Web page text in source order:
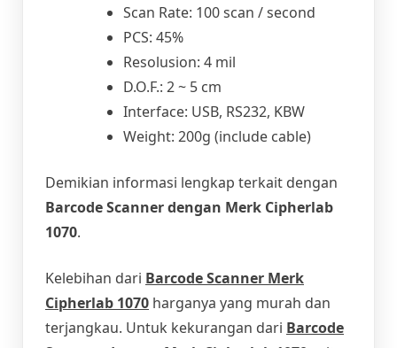
Scan Rate: 100 scan / second
PCS: 45%
Resolusion: 4 mil
D.O.F.: 2 ~ 5 cm
Interface: USB, RS232, KBW
Weight: 200g (include cable)
Demikian informasi lengkap terkait dengan
Barcode Scanner dengan Merk Cipherlab
1070.
Kelebihan dari Barcode Scanner Merk
Cipherlab 1070 harganya yang murah dan
terjangkau. Untuk kekurangan dari Barcode